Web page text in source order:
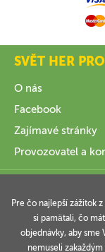
SVĚT HER
O nás
Facebook
Zajímavé stránky
Provozovatel a
INFORMACE
Pre čo najlepší zážitok
si pamätali, čo
objednávky, aby sme
nemuseli